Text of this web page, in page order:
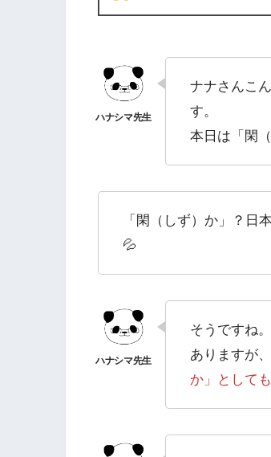
ナナさんこ
す。
本日は「閑
「閑（しず）か」？日
💦
そうですね
ありますが
か」として